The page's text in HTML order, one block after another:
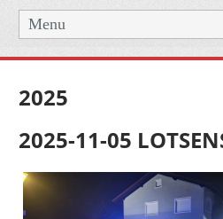
Menu
2025
2025-11-05